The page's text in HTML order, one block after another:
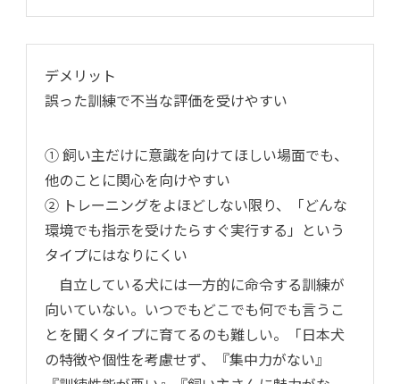
デメリット
誤った訓練で不当な評価を受けやすい
① 飼い主だけに意識を向けてほしい場面でも、
他のことに関心を向けやすい
② トレーニングをよほどしない限り、「どんな
環境でも指示を受けたらすぐ実行する」という
タイプにはなりにくい
自立している犬には一方的に命令する訓練が
向いていない。いつでもどこでも何でも言うこ
とを聞くタイプに育てるのも難しい。「日本犬
の特徴や個性を考慮せず、『集中力がない』